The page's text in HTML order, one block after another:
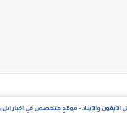
والآيباد - موقع متخصص في اخبار ابل